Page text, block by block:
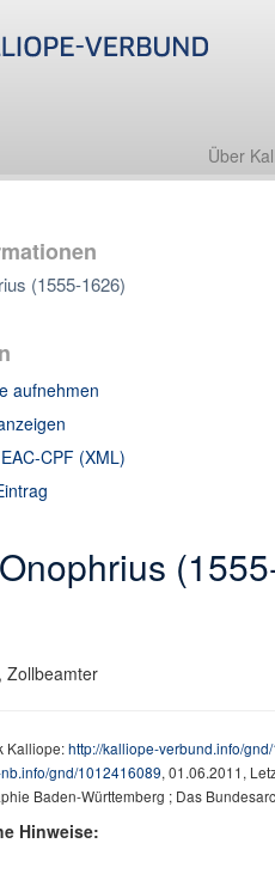
Über
(1555-1626)
aufnehmen
CPF (XML)
Zollbeamter
Kalliope:http://kalliope-verbund.info/
gnd/1012416089, 01.06.2011,
Baden-Württemberg ; Das
Hinweise: